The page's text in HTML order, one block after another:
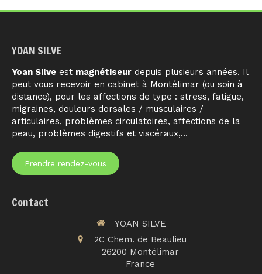
YOAN SILVE
Yoan Silve est magnétiseur depuis plusieurs années. Il
peut vous recevoir en cabinet à Montélimar (ou soin à
distance), pour les affections de type : stress, fatigue,
migraines, douleurs dorsales / musculaires /
articulaires, problèmes circulatoires, affections de la
peau, problèmes digestifs et viscéraux,…
Prendre rendez-vous
Contact
YOAN SILVE
2C Chem. de Beaulieu
26200 Montélimar
France